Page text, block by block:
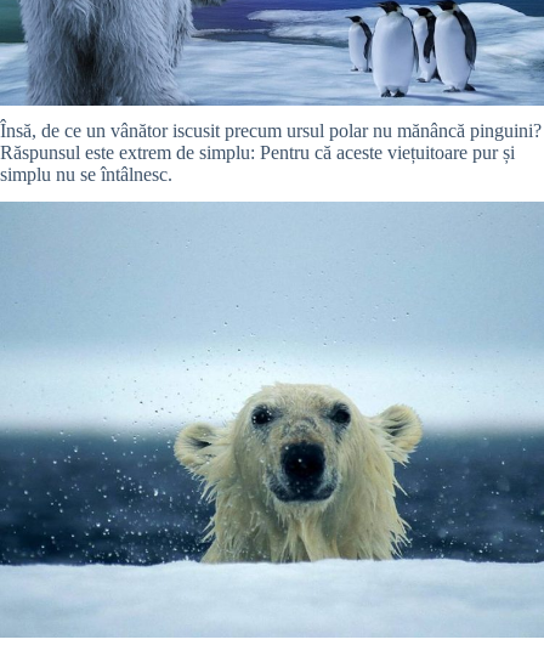
Însă, de ce un vânător iscusit precum ursul polar nu mănâncă pinguini?
Răspunsul este extrem de simplu: Pentru că aceste viețuitoare pur și
simplu nu se întâlnesc.